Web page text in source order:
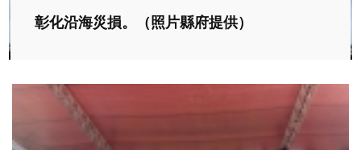
彰化沿海災損。（照片縣府提供）